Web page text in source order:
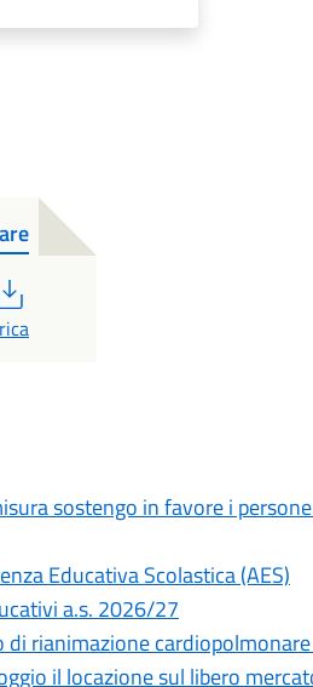
sostengo in favore i
Educativa Scolastica (AES)
a.s. 2026/27
di rianimazione
il locazione sul libero